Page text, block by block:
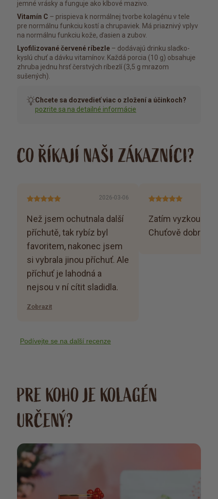
jemné vrásky a funguje ako kĺbové mazivo.
Vitamín C – prispieva k normálnej tvorbe kolagénu v tele
pre normálnu funkciu kostí a chrupaviek. Má priaznivý vplyv
na normálnu funkciu kože, ďasien a zubov.
Lyofilizované červené ríbezle – dodávajú drinku sladko-
kyslú chuť a dávku vitamínov. Každá porcia (10 g) obsahuje
zhruba jednu hrsť čerstvých ríbezlí (3,5 g mrazom
sušených).
Chcete sa dozvedieť viac o zložení a účinkoch?
pozrite sa na detailné informácie
CO ŘÍKAJÍ NAŠI ZÁKAZNÍCI?
2026-03-06
Než jsem ochutnala další
příchutě, tak rybíz byl
favoritem, nakonec jsem
si vybrala jinou příchuť. Ale
příchuť je lahodná a
nejsou v ní cítit sladidla.
Zobrazit
Zatím vyzkoušeno
Chuťově dobré
Podívejte se na další recenze
PRE KOHO JE KOLAGÉN
URČENÝ?